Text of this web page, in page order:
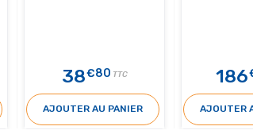
38€80 TTC
AJOUTER AU PANIER
186
AJOUTER